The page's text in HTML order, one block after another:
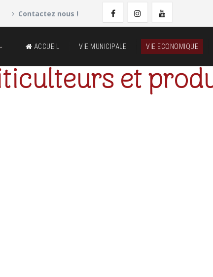
Contactez nous !
ACCUEIL VIE MUNICIPALE VIE ECONOMIQUE
et